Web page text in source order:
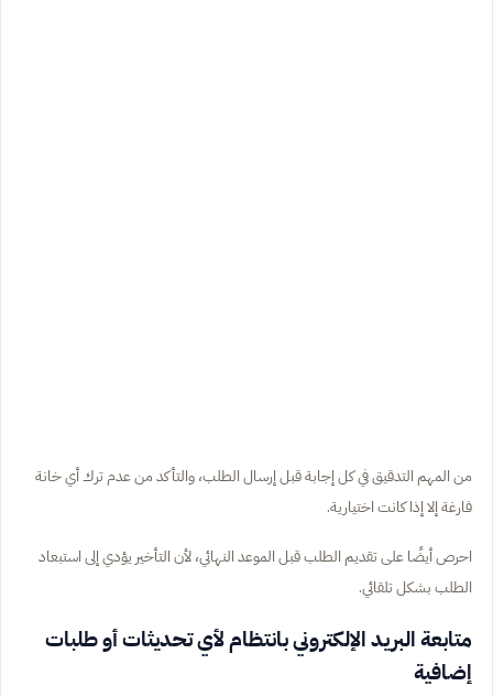
من المهم التدقيق في كل إجابة قبل إرسال الطلب، والتأكد من عدم ترك أي خانة
فارغة إلا إذا كانت اختيارية.
احرص أيضًا على تقديم الطلب قبل الموعد النهائي، لأن التأخير يؤدي إلى استبعاد
الطلب بشكل تلقائي.
متابعة البريد الإلكتروني بانتظام لأي تحديثات أو طلبات
إضافية